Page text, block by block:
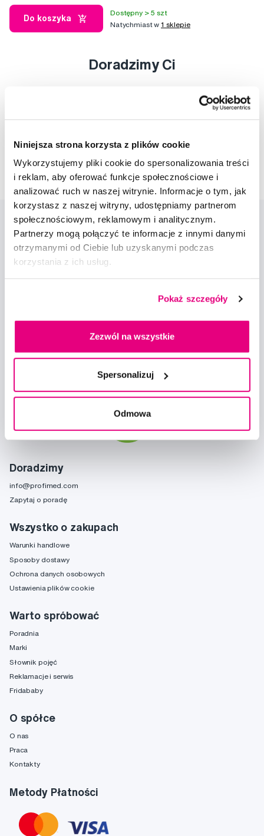
Niniejsza strona korzysta z plików cookie
Wykorzystujemy pliki cookie do spersonalizowania treści
i reklam, aby oferować funkcje społecznościowe i
analizować ruch w naszej witrynie. Informacje o tym, jak
korzystasz z naszej witryny, udostępniamy partnerom
społecznościowym, reklamowym i analitycznym.
Partnerzy mogą połączyć te informacje z innymi danymi
otrzymanymi od Ciebie lub uzyskanymi podczas
korzystania z ich usług.
Pokaż szczegóły
Zezwól na wszystkie
Spersonalizuj
Odmowa
Do koszyka
Dostępny > 5 szt
Natychmiast w1 sklepie
Doradzimy Ci
Doradzimy
info@profimed.com
Zapytaj o poradę
Wszystko o zakupach
Warunki handlowe
Sposoby dostawy
Ochrona danych osobowych
Ustawienia plików cookie
Warto spróbować
Poradnia
Marki
Słownik pojęć
Reklamacje i serwis
Fridababy
O spółce
O nas
Praca
Kontakty
Metody Płatności
Chcę otrzymywać informacje o nowościach i ofertach specjalnych i
przetwarzanie danych osobowych